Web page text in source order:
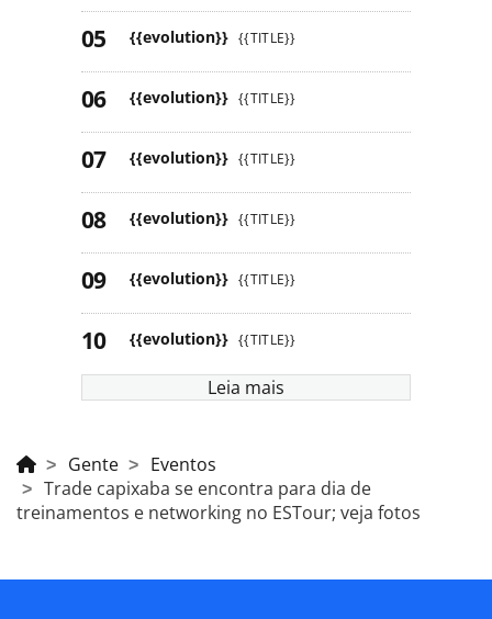
{{evolution}} {{TITLE}}
{{evolution}} {{TITLE}}
{{evolution}} {{TITLE}}
{{evolution}} {{TITLE}}
{{evolution}} {{TITLE}}
{{evolution}} {{TITLE}}
Leia mais
Gente
Eventos
Trade capixaba se encontra para dia de
treinamentos e networking no ESTour; veja fotos